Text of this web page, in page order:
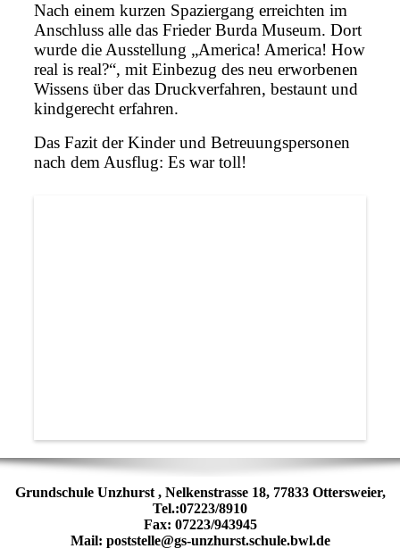
Nach einem kurzen Spaziergang erreichten im
Anschluss alle das Frieder Burda Museum. Dort
wurde die Ausstellung „America! America! How
real is real?“, mit Einbezug des neu erworbenen
Wissens über das Druckverfahren, bestaunt und
kindgerecht erfahren.
Das Fazit der Kinder und Betreuungspersonen
nach dem Ausflug: Es war toll!
Grundschule Unzhurst , Nelkenstrasse 18, 77833 Ottersweier,
Tel.:07223/8910
Fax: 07223/943945
Mail: poststelle@gs-unzhurst.schule.bwl.de